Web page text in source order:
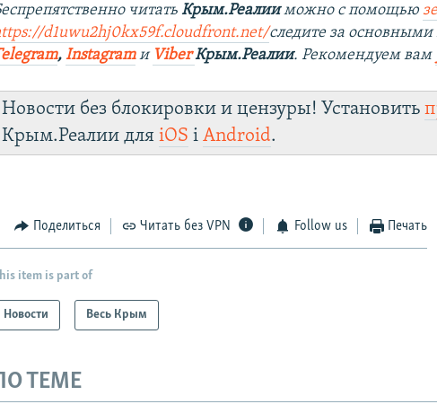
читатьКрым.Реалииможно с помощью
d1uwu2hj0kx59f.cloudfront.net/следите за основными
,Instagramи Viber Крым.Реалии. Рекомендуем вам
Новости без блокировки и цензуры! Установить
Крым.Реалии дляiOS іAndroid.
Поделиться Читать без VPN Follow us Печать
item is part of
Новости Весь Крым
ТЕМЕ